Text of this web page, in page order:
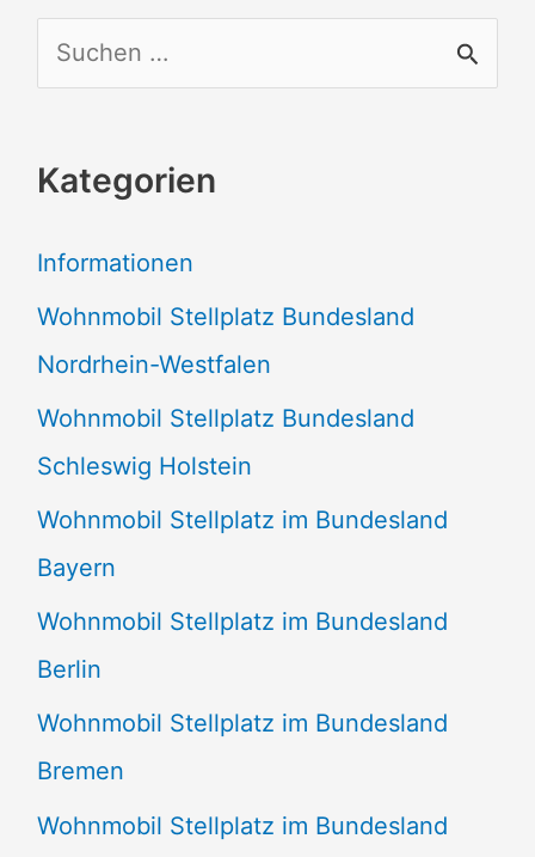
u
h
n
n
a
c
h
:
Kategorien
Informationen
Wohnmobil Stellplatz Bundesland
Nordrhein-Westfalen
Wohnmobil Stellplatz Bundesland
Schleswig Holstein
Wohnmobil Stellplatz im Bundesland
Bayern
Wohnmobil Stellplatz im Bundesland
Berlin
Wohnmobil Stellplatz im Bundesland
Bremen
Wohnmobil Stellplatz im Bundesland